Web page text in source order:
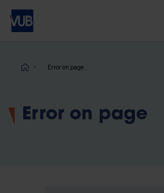
Skip
main
Breadcrumb
Error on page
Error on page